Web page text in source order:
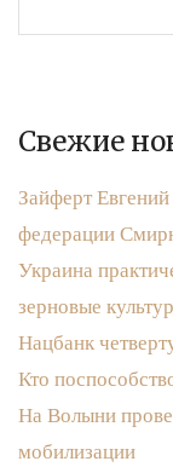
Свежие
Зайферт
федерации
Украина
зерновые
Нацбанк
Кто
На Волыни
мобилизации